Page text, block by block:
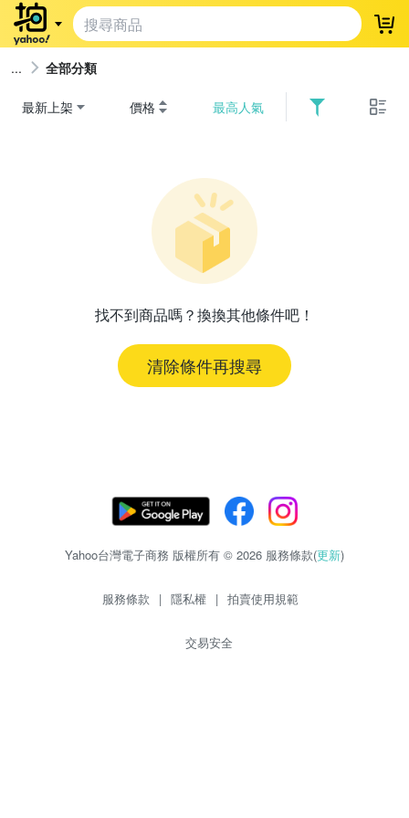
登
全部分類
最新上架 價格 最高人氣
找不到商品嗎？換換其他條件吧！
清除條件再搜尋
Yahoo台灣電子商務 版權所有 © 2026 服務條款(更新)
服務條款 | 隱私權 | 拍賣使用規範
交易安全